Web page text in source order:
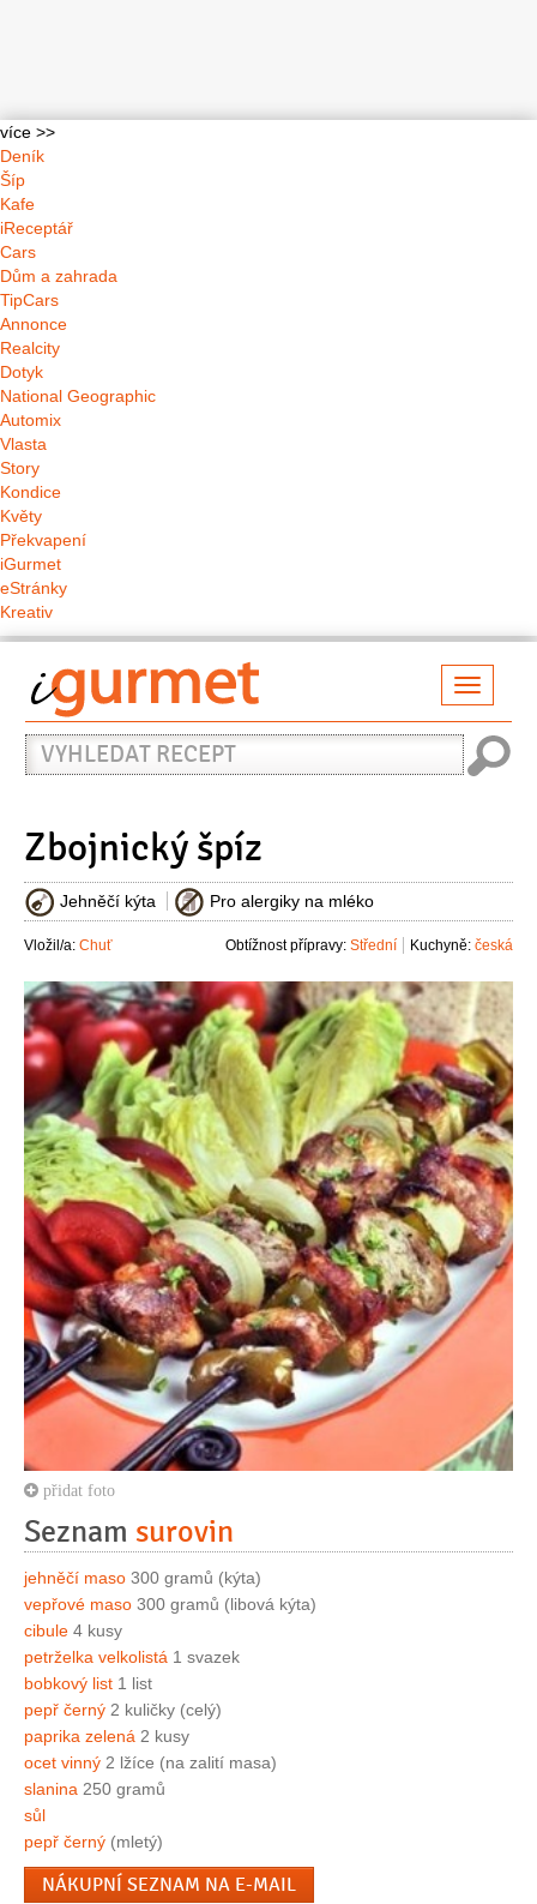
více >>
Deník
Šíp
Kafe
iReceptář
Cars
Dům a zahrada
TipCars
Annonce
Realcity
Dotyk
National Geographic
Automix
Vlasta
Story
Kondice
Květy
Překvapení
iGurmet
eStránky
Kreativ
Vyhledat
recept
Zbojnický špíz
Jehněčí kýta Pro alergiky na mléko
Vložil/a: Chuť Kuchyně: česká
Obtížnost přípravy: Střední
přidat foto
Seznam surovin
jehněčí maso 300 gramů (kýta)
vepřové maso 300 gramů (libová kýta)
cibule 4 kusy
petrželka velkolistá 1 svazek
bobkový list 1 list
pepř černý 2 kuličky (celý)
paprika zelená 2 kusy
ocet vinný 2 lžíce (na zalití masa)
slanina 250 gramů
sůl
pepř černý (mletý)
NÁKUPNÍ SEZNAM NA E-MAIL